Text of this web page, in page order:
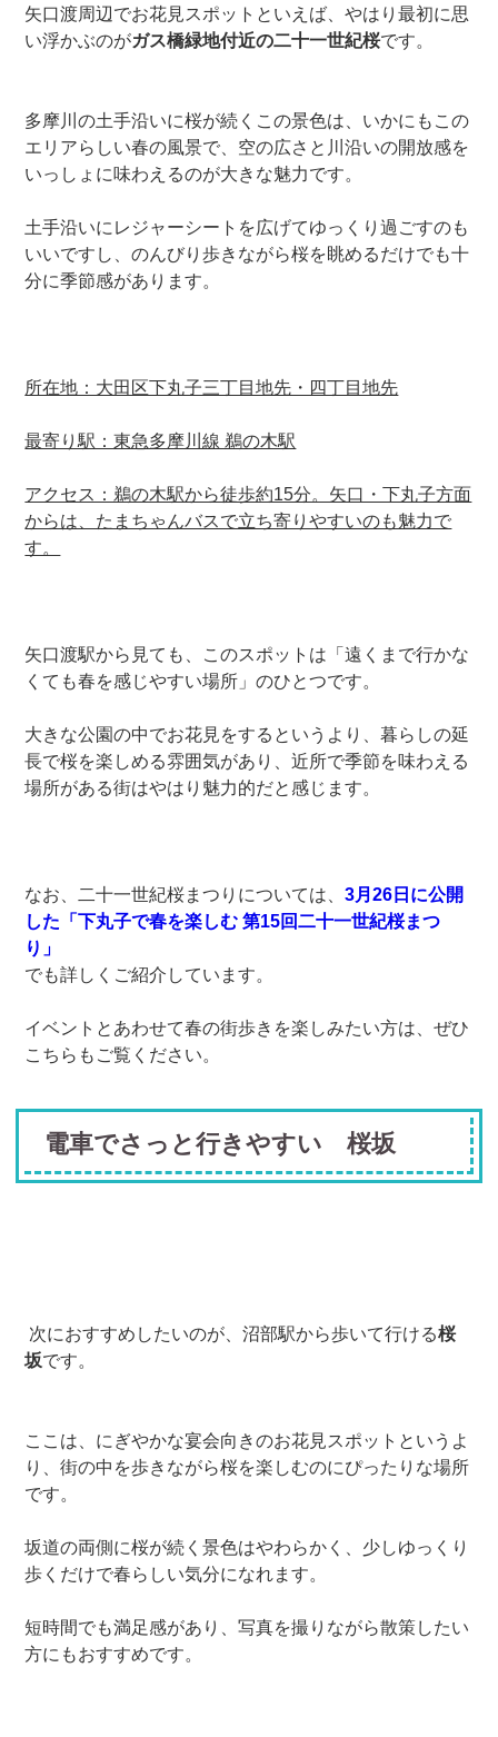
矢口渡周辺でお花見スポットといえば、やはり最初に思
い浮かぶのがガス橋緑地付近の二十一世紀桜です。
多摩川の土手沿いに桜が続くこの景色は、いかにもこの
エリアらしい春の風景で、空の広さと川沿いの開放感を
いっしょに味わえるのが大きな魅力です。
土手沿いにレジャーシートを広げてゆっくり過ごすのも
いいですし、のんびり歩きながら桜を眺めるだけでも十
分に季節感があります。
所在地：大田区下丸子三丁目地先・四丁目地先
最寄り駅：東急多摩川線 鵜の木駅
アクセス：鵜の木駅から徒歩約15分。矢口・下丸子方面
からは、たまちゃんバスで立ち寄りやすいのも魅力で
す。
矢口渡駅から見ても、このスポットは「遠くまで行かな
くても春を感じやすい場所」のひとつです。
大きな公園の中でお花見をするというより、暮らしの延
長で桜を楽しめる雰囲気があり、近所で季節を味わえる
場所がある街はやはり魅力的だと感じます。
なお、二十一世紀桜まつりについては、3月26日に公開
した「下丸子で春を楽しむ 第15回二十一世紀桜まつ
り」
でも詳しくご紹介しています。
イベントとあわせて春の街歩きを楽しみたい方は、ぜひ
こちらもご覧ください。
電車でさっと行きやすい 桜坂
次におすすめしたいのが、沼部駅から歩いて行ける桜
坂です。
ここは、にぎやかな宴会向きのお花見スポットというよ
り、街の中を歩きながら桜を楽しむのにぴったりな場所
です。
坂道の両側に桜が続く景色はやわらかく、少しゆっくり
歩くだけで春らしい気分になれます。
短時間でも満足感があり、写真を撮りながら散策したい
方にもおすすめです。